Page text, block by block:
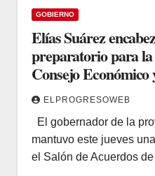
GOBIERNO
Elías Suárez
preparatorio para
Consejo Económico
ELPROGRESOWEB
El gobernador de la
mantuvo este jueves
el Salón de Acuerdos